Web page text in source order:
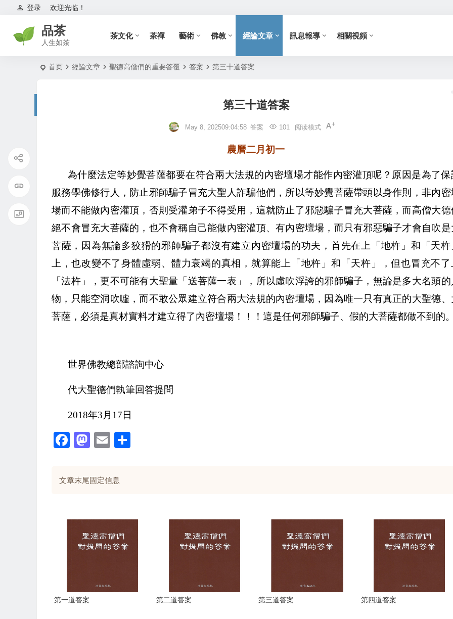
欢迎光临！
登录
品茶
人生如茶
茶文化 茶禪 藝術 佛教 經論文章 訊息報導 相關視頻
首页 經論文章 聖德高僧們的重要答覆 答案 第三十道答案
第三十道答案
May 8, 202509:04:58 答案 101 阅读模式
農曆二月初一
為什麼法定等妙覺菩薩都要在符合兩大法規的內密壇場才能作內密灌頂呢？原因是為了保
服務學佛修行人，防止邪師騙子冒充大聖人詐騙他們，所以等妙覺菩薩帶頭以身作則，非內密
場而不能做內密灌頂，否則受灌弟子不得受用，這就防止了邪惡騙子冒充大菩薩，而高僧大德
絕不會冒充大菩薩的，也不會稱自己能做內密灌頂、有內密壇場，而只有邪惡騙子才會自吹是
菩薩，因為無論多狡猾的邪師騙子都沒有建立內密壇場的功夫，首先在上「地杵」和「天杵
上，也改變不了身體虛弱、體力衰竭的真相，就算能上「地杵」和「天杵」，但也冒充不了
「法杵」，更不可能有大聖量「送菩薩一表」，所以虛吹浮誇的邪師騙子，無論是多大名頭的
物，只能空洞吹噓，而不敢公眾建立符合兩大法規的內密壇場，因為唯一只有真正的大聖德、
菩薩，必須是真材實料才建立得了內密壇場！！！這是任何邪師騙子、假的大菩薩都做不到的。
世界佛教總部諮詢中心
代大聖德們執筆回答提問
2018年3月17日
Facebook
Mastodon
Email
文章末尾固定信息
第一道答案 第二道答案 第三道答案 第四道答案